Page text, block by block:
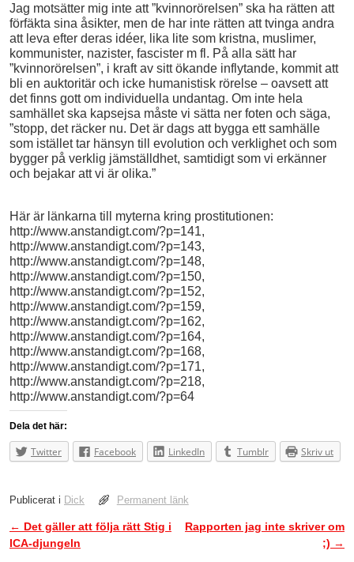
Jag motsätter mig inte att ”kvinnorörelsen” ska ha rätten att
förfäkta sina åsikter, men de har inte rätten att tvinga andra
att leva efter deras idéer, lika lite som kristna, muslimer,
kommunister, nazister, fascister m fl. På alla sätt har
”kvinnorörelsen”, i kraft av sitt ökande inflytande, kommit att
bli en auktoritär och icke humanistisk rörelse – oavsett att
det finns gott om individuella undantag. Om inte hela
samhället ska kapsejsa måste vi sätta ner foten och säga,
”stopp, det räcker nu. Det är dags att bygga ett samhälle
som istället tar hänsyn till evolution och verklighet och som
bygger på verklig jämställdhet, samtidigt som vi erkänner
och bejakar att vi är olika.”
Här är länkarna till myterna kring prostitutionen:
http://www.anstandigt.com/?p=141,
http://www.anstandigt.com/?p=143,
http://www.anstandigt.com/?p=148,
http://www.anstandigt.com/?p=150,
http://www.anstandigt.com/?p=152,
http://www.anstandigt.com/?p=159,
http://www.anstandigt.com/?p=162,
http://www.anstandigt.com/?p=164,
http://www.anstandigt.com/?p=168,
http://www.anstandigt.com/?p=171,
http://www.anstandigt.com/?p=218,
http://www.anstandigt.com/?p=64
Dela det här:
Twitter Facebook LinkedIn Tumblr Skriv ut
Publicerat i Dick Permanent länk
Inläggsnavigering
← Det gäller att följa rätt Stig i
ICA-djungeln
Rapporten jag inte skriver om
;) →